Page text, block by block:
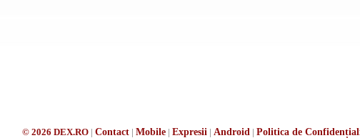
© 2026 DEX.RO| Contact| Mobile| Expresii | Android | Politica de